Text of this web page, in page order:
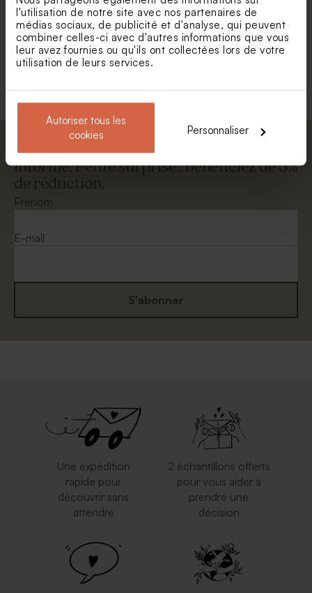
l'utilisation de notre site avec nos partenaires de
médias sociaux, de publicité et d'analyse, qui peuvent
combiner celles-ci avec d'autres informations que vous
leur avez fournies ou qu'ils ont collectées lors de votre
utilisation de leurs services.
Autoriser tous les
cookies
Personnaliser
dorée
Enveloppe voeux émeraude
Voir +
Abonnez-vous à la newsletter et restez
informé. Petite surprise : bénéficiez de 5%
de réduction.
Prénom
E-mail
S'abonner
Une expédition
rapide pour
découvrir sans
attendre
2 échantillons offerts
pour vous aider à
prendre une
décision